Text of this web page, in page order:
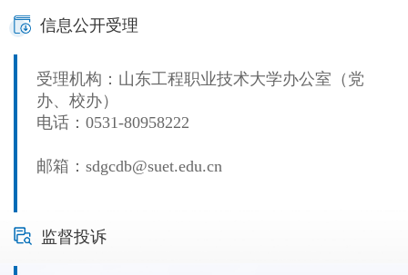
信息公开受理
受理机构：山东工程职业技术大学办公室（党
办、校办）
电话：0531-80958222
邮箱：sdgcdb@suet.edu.cn
监督投诉